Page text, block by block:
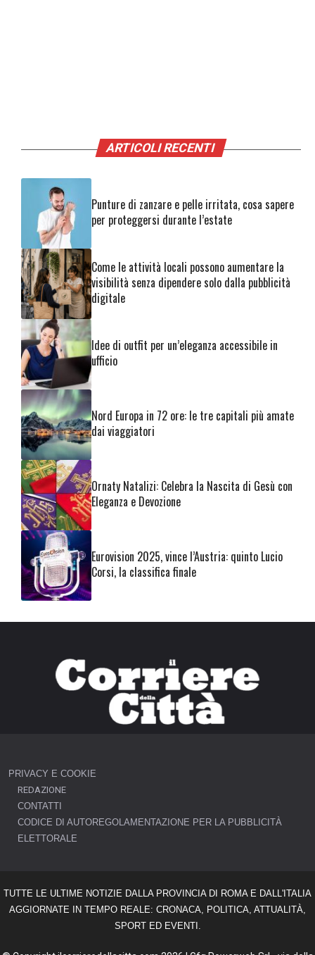
ARTICOLI RECENTI
Punture di zanzare e pelle irritata, cosa sapere
per proteggersi durante l’estate
Come le attività locali possono aumentare la
visibilità senza dipendere solo dalla pubblicità
digitale
Idee di outfit per un’eleganza accessibile in
ufficio
Nord Europa in 72 ore: le tre capitali più amate
dai viaggiatori
Ornaty Natalizi: Celebra la Nascita di Gesù con
Eleganza e Devozione
Eurovision 2025, vince l’Austria: quinto Lucio
Corsi, la classifica finale
PRIVACY E COOKIE
REDAZIONE
CONTATTI
CODICE DI AUTOREGOLAMENTAZIONE PER LA PUBBLICITÀ
ELETTORALE
TUTTE LE ULTIME NOTIZIE DALLA PROVINCIA DI ROMA E DALL'ITALIA
AGGIORNATE IN TEMPO REALE: CRONACA, POLITICA, ATTUALITÀ,
SPORT ED EVENTI.